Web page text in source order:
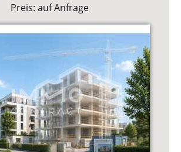
Preis: auf Anfrage